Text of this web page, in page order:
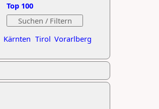
Kärnten Tirol Vorarlberg
Top 100